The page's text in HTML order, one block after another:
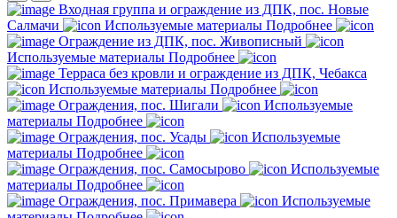
Входная группа и ограждение из ДПК, пос. Новые
Салмачи
Используемые материалы Подробнее
Ограждение из ДПК, пос. Живописный
Используемые материалы Подробнее
Терраса без кровли и ограждение из ДПК, Чебакса
Используемые материалы Подробнее
Ограждения, пос. Шигали
Используемые
материалы Подробнее
Ограждения, пос. Усады
Используемые
материалы Подробнее
Ограждения, пос. Самосырово
Используемые
материалы Подробнее
Ограждения, пос. Примавера
Используемые